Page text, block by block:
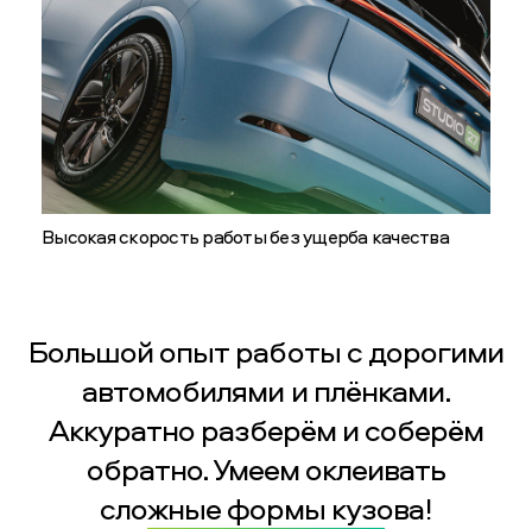
Высокая скорость работы без ущерба качества
Большой опыт работы с дорогими
автомобилями и плёнками.
Аккуратно разберём и соберём
обратно. Умеем оклеивать
сложные формы кузова!